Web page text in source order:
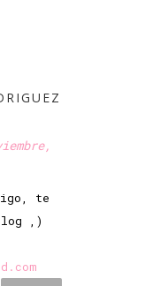
te
,)